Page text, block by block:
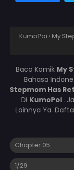
KumoPoi › My
Baca Komik My
Bahasa
Stepmom Has
Di KumoPoi .
Lainnya Ya.